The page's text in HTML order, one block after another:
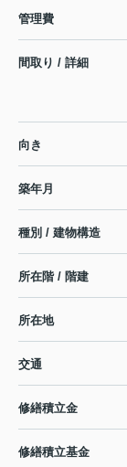
管理費
間取り / 詳細
向き
築年月
種別 / 建物構造
所在階 / 階建
所在地
交通
修繕積立金
修繕積立基金